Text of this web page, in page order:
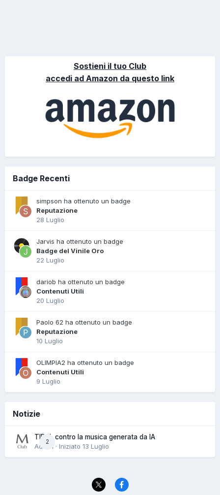
Sostieni il tuo Club
accedi ad Amazon da questo link
Badge Recenti
simpson ha ottenuto un badge
Reputazione
28 Luglio
Jarvis ha ottenuto un badge
Badge del Vinile Oro
22 Luglio
dariob ha ottenuto un badge
Contenuti Utili
20 Luglio
Paolo 62 ha ottenuto un badge
Reputazione
10 Luglio
OLIMPIA2 ha ottenuto un badge
Contenuti Utili
9 Luglio
Notizie
2
TIDAL contro la musica generata da IA
Admin · Iniziato 13 Luglio